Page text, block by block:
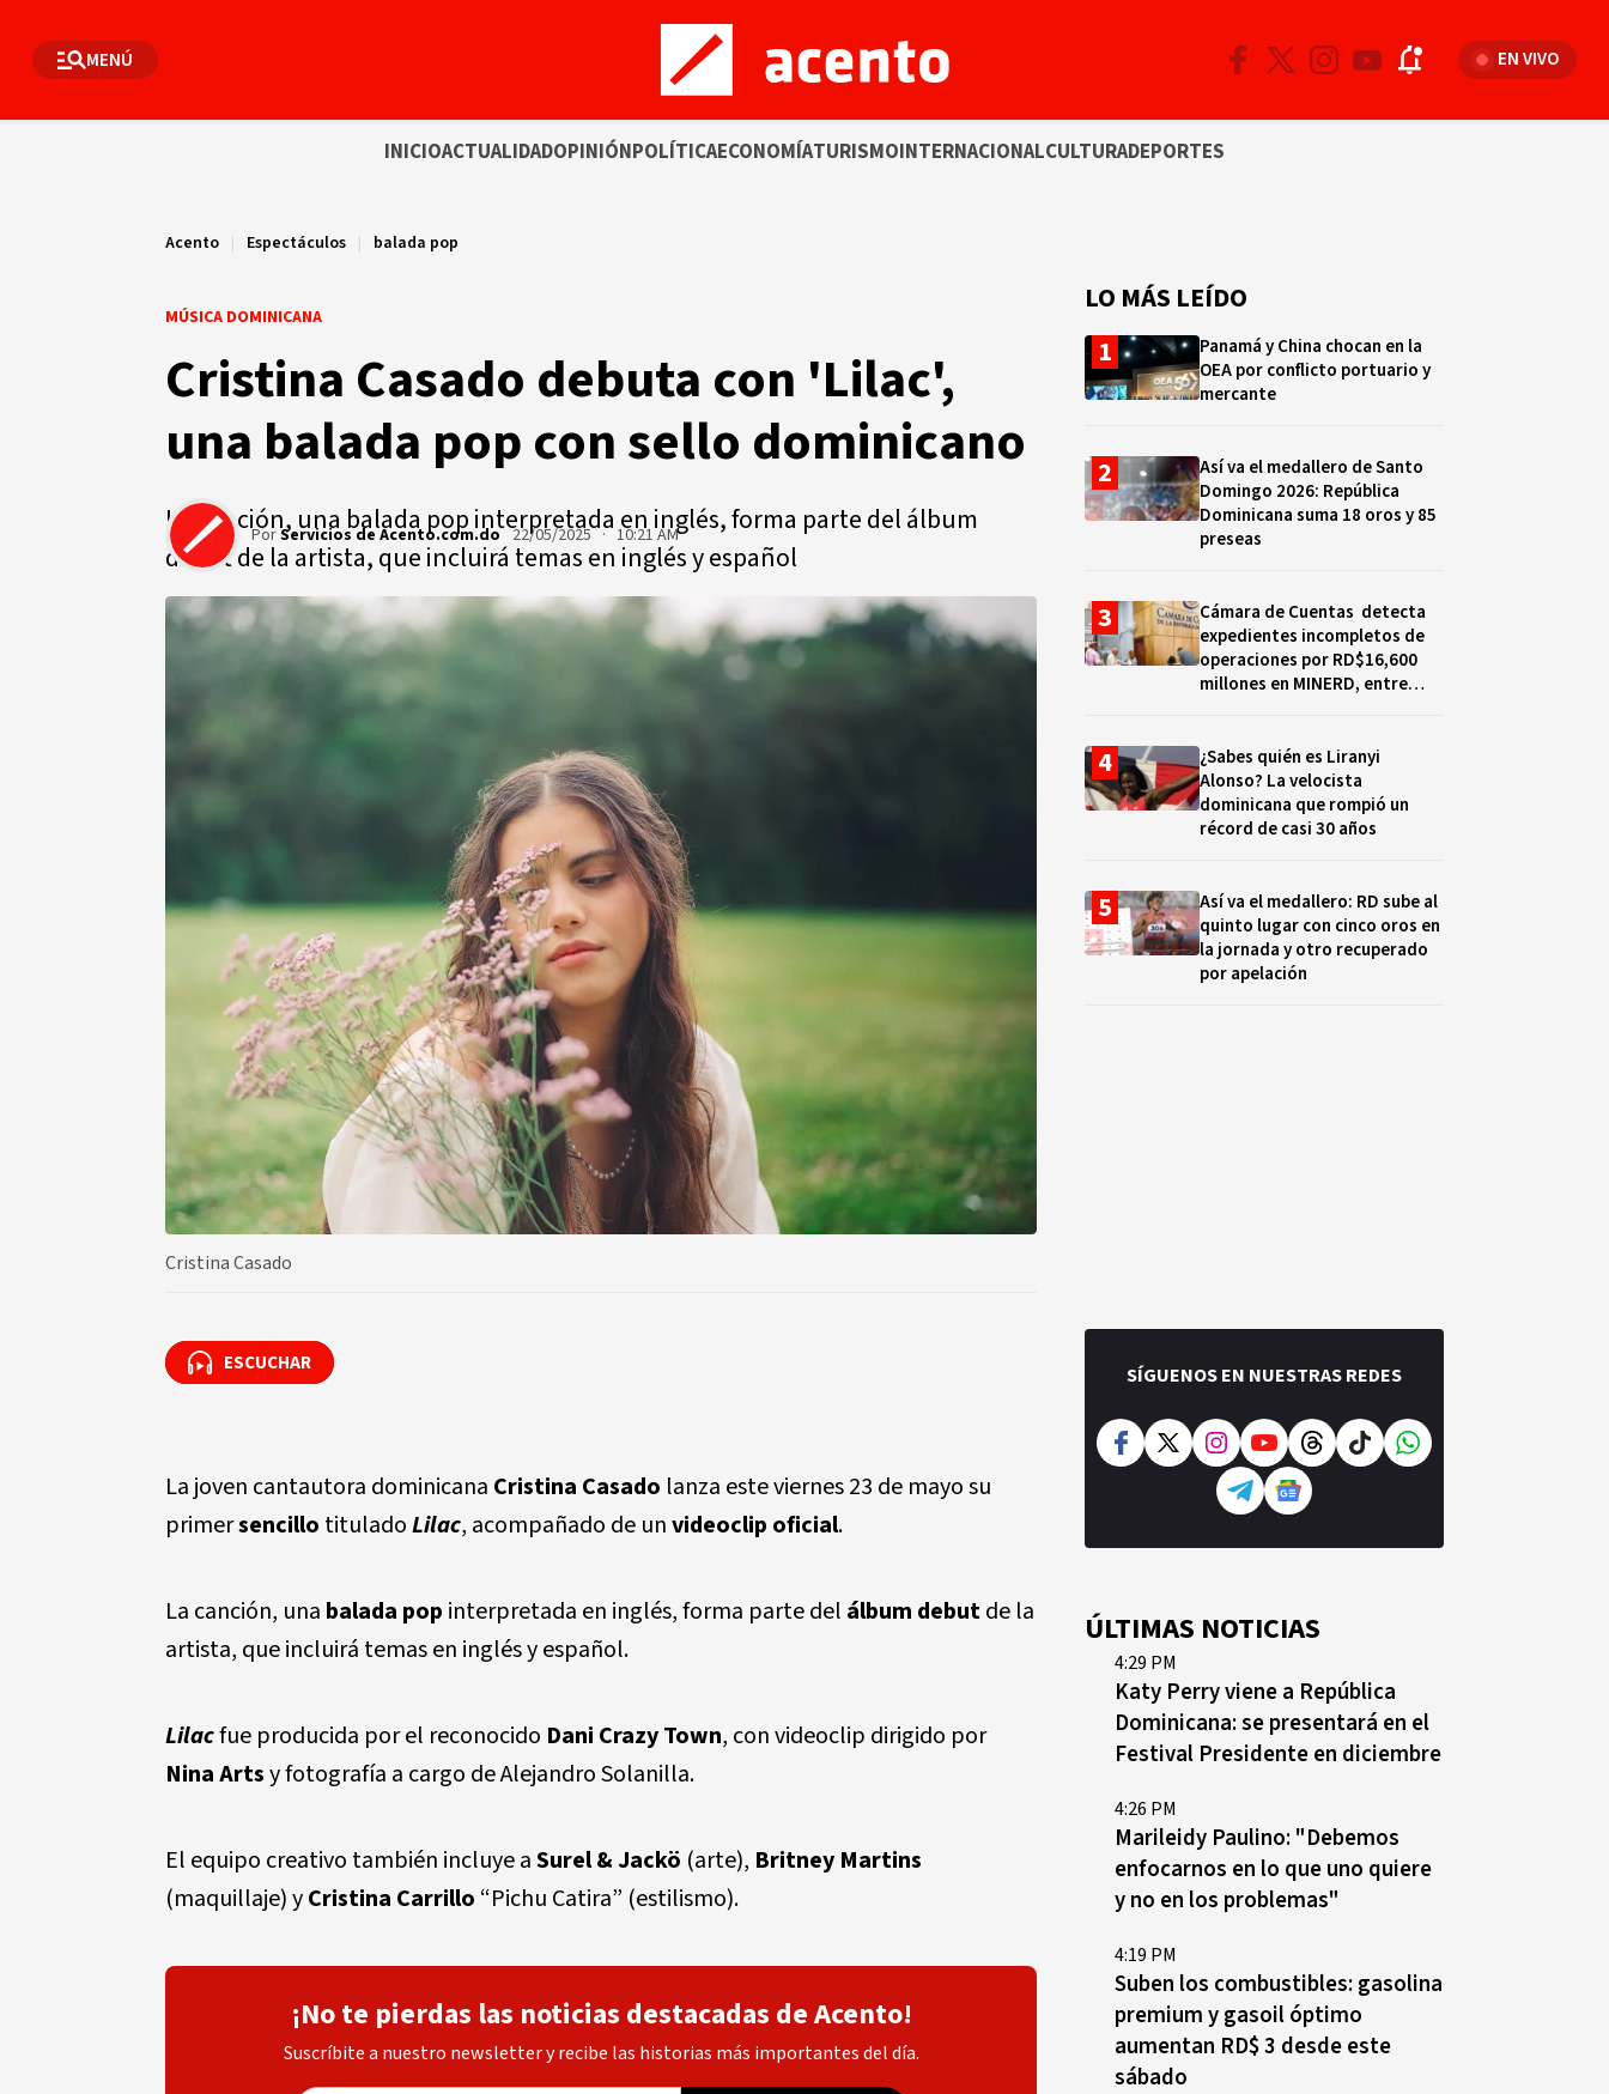
MENÚ EN VIVO
INICIOACTUALIDADOPINIÓNPOLÍTICAECONOMÍATURISMOINTERNACIONALCULTURADEPORTES
Acento | Espectáculos | balada pop
MÚSICA DOMINICANA
Cristina Casado debuta con 'Lilac',
una balada pop con sello dominicano
La canción, una balada pop interpretada en inglés, forma parte del álbum
debut de la artista, que incluirá temas en inglés y español
PorServicios de Acento.com.do 22/05/2025 · 10:21 AM
Cristina Casado
ESCUCHAR
ESCUCHAR
La joven cantautora dominicana Cristina Casado lanza este viernes 23 de mayo su
primersencillo tituladoLilac, acompañado de unvideoclip oficial.
La canción, una balada pop interpretada en inglés, forma parte del álbum debutde la
artista, que incluirá temas en inglés y español.
Lilacfue producida por el reconocido Dani Crazy Town, con videoclip dirigido por
Nina Artsy fotografía a cargo de Alejandro Solanilla.
El equipo creativo también incluye aSurel & Jackö (arte), Britney Martins
(maquillaje) yCristina Carrillo “Pichu Catira” (estilismo).
¡No te pierdas las noticias destacadas de Acento!
Suscríbite a nuestro newsletter y recibe las historias más importantes del día.
LO MÁS LEÍDO
Panamá y China chocan en la
OEA por conflicto portuario y
mercante
Así va el medallero de Santo
Domingo 2026: República
Dominicana suma 18 oros y 85
preseas
Cámara de Cuentas detecta
expedientes incompletos de
operaciones por RD$16,600
millones en MINERD, entre
¿Sabes quién es Liranyi
Alonso? La velocista
dominicana que rompió un
récord de casi 30 años
Así va el medallero: RD sube al
quinto lugar con cinco oros en
la jornada y otro recuperado
por apelación
SÍGUENOS EN NUESTRAS REDES
ÚLTIMAS NOTICIAS
4:29 PM
Katy Perry viene a República
Dominicana: se presentará en el
Festival Presidente en diciembre
4:26 PM
Marileidy Paulino: "Debemos
enfocarnos en lo que uno quiere
y no en los problemas"
4:19 PM
Suben los combustibles: gasolina
premium y gasoil óptimo
aumentan RD$ 3 desde este
sábado